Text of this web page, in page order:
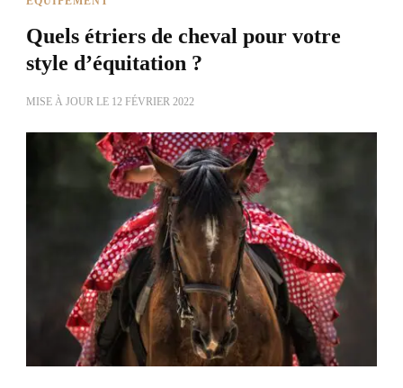
Quels étriers de cheval pour votre
style d’équitation ?
MISE À JOUR LE 12 FÉVRIER 2022